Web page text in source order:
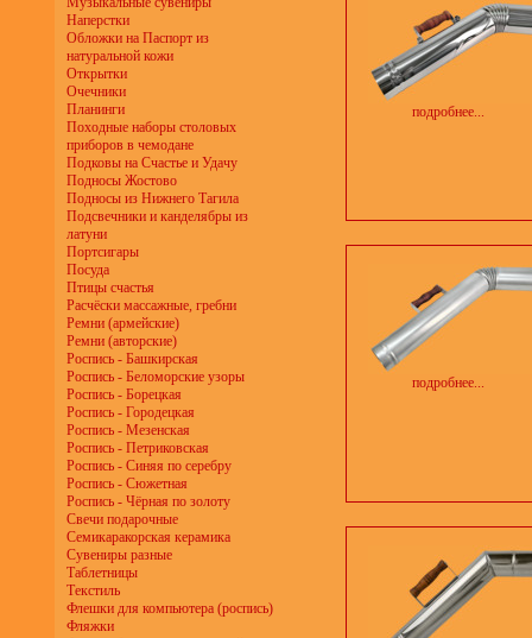
Наперстки
Обложки на Паспорт из
натуральной кожи
Открытки
Очечники
Планинги
Походные наборы столовых
приборов в чемодане
Подковы на Счастье и Удачу
Подносы Жостово
Подносы из Нижнего Тагила
Подсвечники и канделябры из
латуни
Портсигары
Посуда
Птицы счастья
Расчёски массажные, гребни
Ремни (армейские)
Ремни (авторские)
Роспись - Башкирская
Роспись - Беломорские узоры
Роспись - Борецкая
Роспись - Городецкая
Роспись - Мезенская
Роспись - Петриковская
Роспись - Синяя по серебру
Роспись - Сюжетная
Роспись - Чёрная по золоту
Свечи подарочные
Семикаракорская керамика
Сувениры разные
Таблетницы
Текстиль
Флешки для компьютера (роспись)
Фляжки
подробнее...
подробнее...